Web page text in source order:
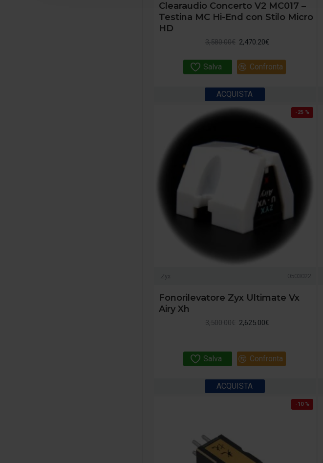
Clearaudio Concerto V2 MC017 –
Testina MC Hi-End con Stilo Micro
HD
2,470.20€
3,580.00€
Salva Confronta
ACQUISTA
-25 %
Zyx 0503022
Fonorilevatore Zyx Ultimate Vx
Airy Xh
2,625.00€
3,500.00€
Salva Confronta
ACQUISTA
-10 %